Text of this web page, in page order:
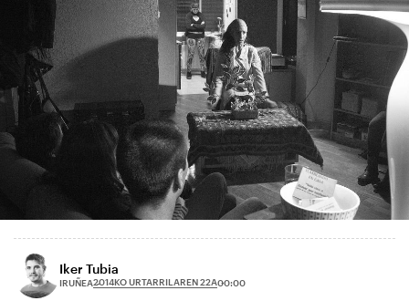
Iker Tubia
IRUÑEA2014KO URTARRILAREN 22A00:00